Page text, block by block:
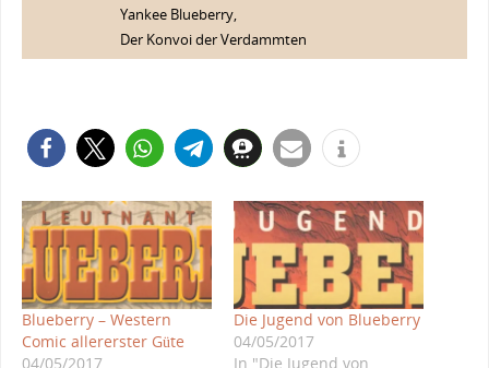
Yankee Blueberry,
Der Konvoi der Verdammten
Blueberry – Western
Comic allererster Güte
04/05/2017
Die Jugend von Blueberry
04/05/2017
In "Die Jugend von